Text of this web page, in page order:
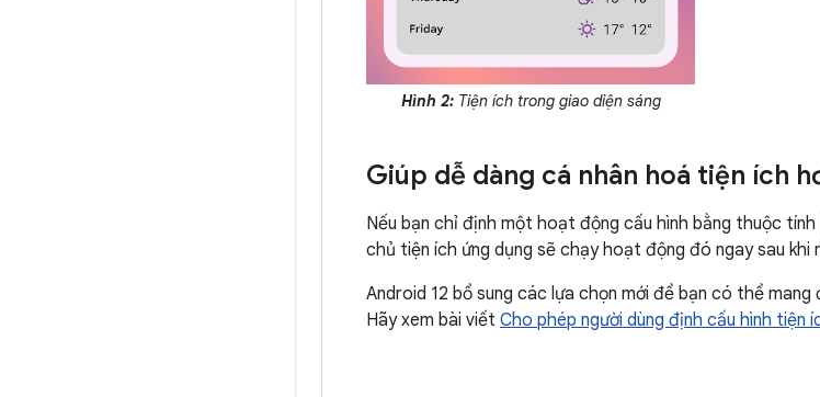
Hình 2: Tiện ích trong giao diện sáng
Giúp dễ dàng cá nhân hoá tiện ích
Nếu bạn chỉ định một hoạt động cấu hình bằng thuộc tính
chủ tiện ích ứng dụng sẽ chạy hoạt động đó ngay sau khi
Android 12 bổ sung các lựa chọn mới để bạn có thể
Hãy xem bài viết Cho phép người dùng định cấu hình tiện